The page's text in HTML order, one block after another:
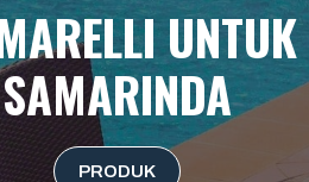
SAMARINDA
PRODUK